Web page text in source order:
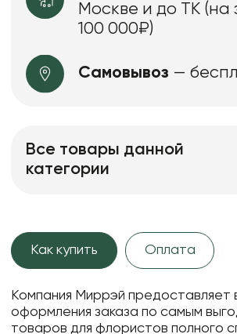
Москве и до ТК (на
100 000₽)
Самовывоз —
Все товары данной
категории
Как купить Оплата
Компания Миррэй предоставляет
оформления заказа по самым
товаров для флористов полного